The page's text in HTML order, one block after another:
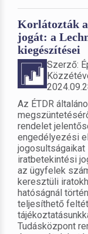
Korlátozták
jogát: a
kiegészítései
Szerző:
Az ÉTDR
rendelet
engedélyezési
jogosultságaikat
iratbetekintési
az ügyfelek
keresztüli
hatóságnál
teljesíthető
Tudásközpont